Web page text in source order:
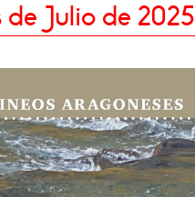
de Julio de 2025